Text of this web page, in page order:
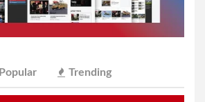
Popular Trending